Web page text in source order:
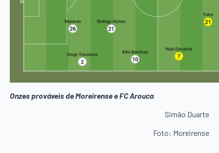
Onzes prováveis de Moreirense e FC Arouca
Simão Duarte
Foto: Moreirense